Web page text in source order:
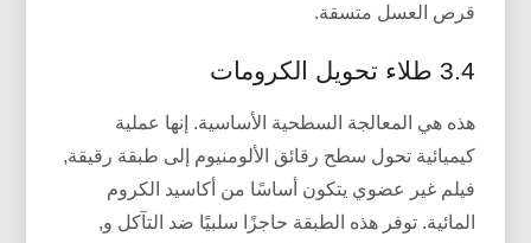
قرص العسل متسقة.
3.4 طلاء تحويل الكرومات
هذه هي المعالجة السطحية الأساسية. إنها عملية
كيميائية تحول سطح رقائق الألومنيوم إلى طبقة رقيقة,
فيلم غير عضوي يتكون أساسًا من أكاسيد الكروم
المائية. توفر هذه الطبقة حاجزًا سلبيًا ضد التآكل و,